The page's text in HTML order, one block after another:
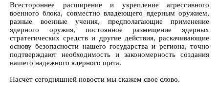
Всестороннее расширение и укрепление агрессивного
военного блока, совместно владеющего ядерным оружием,
разные военные учения, предполагающие применение
ядерного оружия, постоянное размещение ядерных
стратегических средств и другие действия, раскачивающие
основу безопасности нашего государства и региона, точно
подтверждают необходимость и закономерность создания
нашего надежного ядерного щита.
Насчет сегодняшней новости мы скажем свое слово.